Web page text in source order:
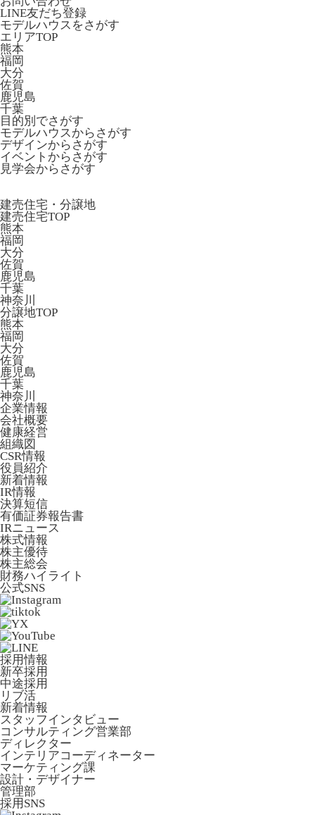
LINE友だち登録
モデルハウスをさがす
エリアTOP
熊本
福岡
大分
佐賀
鹿児島
千葉
目的別でさがす
モデルハウスからさがす
デザインからさがす
イベントからさがす
見学会からさがす
建売住宅・分譲地
建売住宅TOP
熊本
福岡
大分
佐賀
鹿児島
千葉
神奈川
分譲地TOP
熊本
福岡
大分
佐賀
鹿児島
千葉
神奈川
企業情報
会社概要
健康経営
組織図
CSR情報
役員紹介
新着情報
IR情報
決算短信
有価証券報告書
IRニュース
株式情報
株主優待
株主総会
財務ハイライト
公式SNS
採用情報
新卒採用
中途採用
リブ活
新着情報
スタッフインタビュー
コンサルティング営業部
ディレクター
インテリアコーディネーター
マーケティング課
設計・デザイナー
管理部
採用SNS